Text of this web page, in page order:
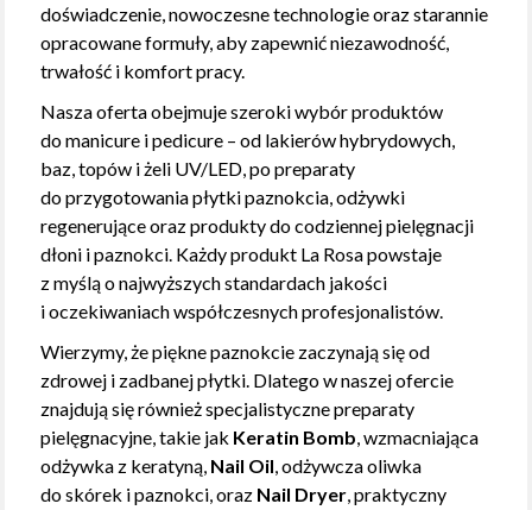
doświadczenie, nowoczesne technologie oraz starannie
opracowane formuły, aby zapewnić niezawodność,
trwałość i komfort pracy.
Nasza oferta obejmuje szeroki wybór produktów
do manicure i pedicure – od lakierów hybrydowych,
baz, topów i żeli UV/LED, po preparaty
do przygotowania płytki paznokcia, odżywki
regenerujące oraz produkty do codziennej pielęgnacji
dłoni i paznokci. Każdy produkt La Rosa powstaje
z myślą o najwyższych standardach jakości
i oczekiwaniach współczesnych profesjonalistów.
Wierzymy, że piękne paznokcie zaczynają się od
zdrowej i zadbanej płytki. Dlatego w naszej ofercie
znajdują się również specjalistyczne preparaty
pielęgnacyjne, takie jak Keratin Bomb, wzmacniająca
odżywka z keratyną, Nail Oil, odżywcza oliwka
do skórek i paznokci, oraz Nail Dryer, praktyczny